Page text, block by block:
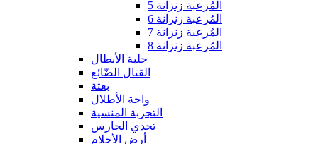
المُرعبة زنزانة 5
المُرعبة زنزانة 6
المُرعبة زنزانة 7
المُرعبة زنزانة 8
حلبة الأبطال
القتال الضّائع
بعثة
واحة الأطلال
التجربة المنسية
تحدي الحارس
أرض الأحلام